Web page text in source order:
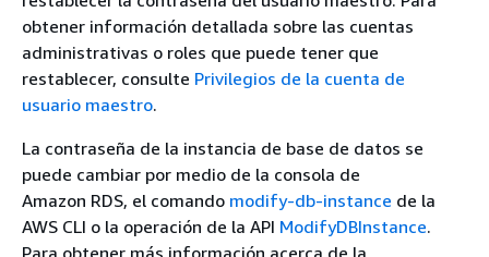
obtener información detallada sobre las cuentas
administrativas o roles que puede tener que
restablecer, consulte Privilegios de la cuenta de
usuario maestro.
La contraseña de la instancia de base de datos se
puede cambiar por medio de la consola de
Amazon RDS, el comando modify-db-instance de la
AWS CLI o la operación de la API ModifyDBInstance.
Para obtener más información acerca de la